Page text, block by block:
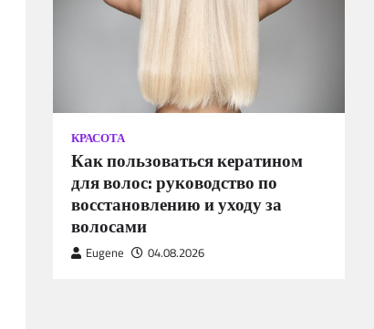
КРАСОТА
Как пользоваться кератином
для волос: руководство по
восстановлению и уходу за
волосами
Eugene 04.08.2026